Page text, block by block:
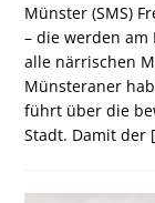
Münster (SMS)
– die werden am
alle närrischen
Münsteraner
führt über die
Stadt. Damit der